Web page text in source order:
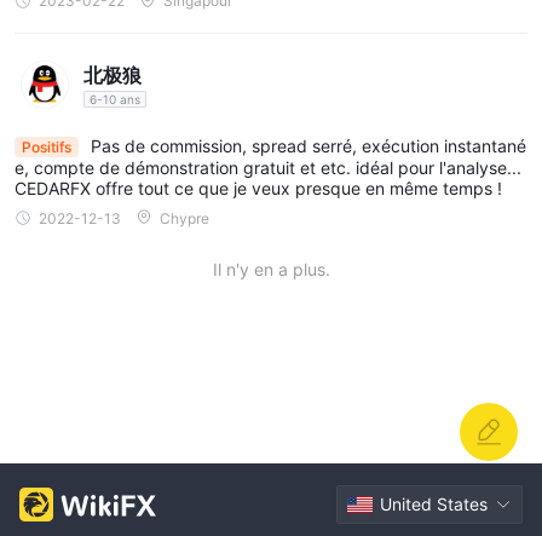
北极狼
6-10 ans
Positifs
Pas de commission, spread serré, exécution instantané
e, compte de démonstration gratuit et etc. idéal pour l'analyse...
CEDARFX offre tout ce que je veux presque en même temps !
2022-12-13 Chypre
Il n'y en a plus.
United States